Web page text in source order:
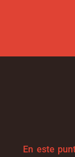
En este